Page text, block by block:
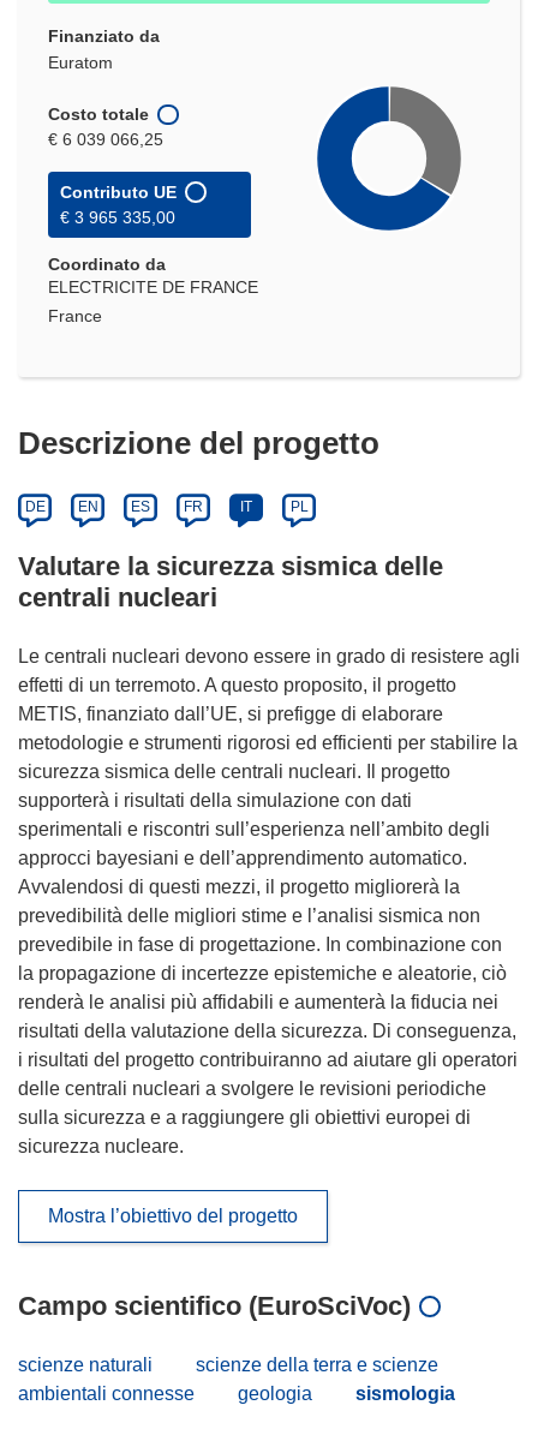
Finanziato da
Euratom
Costo totale
€ 6 039 066,25
Contributo UE
€ 3 965 335,00
Coordinato da
ELECTRICITE DE FRANCE
France
Descrizione del progetto
DE EN ES FR IT PL
Valutare la sicurezza sismica delle
centrali nucleari
Le centrali nucleari devono essere in grado di resistere agli
effetti di un terremoto. A questo proposito, il progetto
METIS, finanziato dall’UE, si prefigge di elaborare
metodologie e strumenti rigorosi ed efficienti per stabilire la
sicurezza sismica delle centrali nucleari. Il progetto
supporterà i risultati della simulazione con dati
sperimentali e riscontri sull’esperienza nell’ambito degli
approcci bayesiani e dell’apprendimento automatico.
Avvalendosi di questi mezzi, il progetto migliorerà la
prevedibilità delle migliori stime e l’analisi sismica non
prevedibile in fase di progettazione. In combinazione con
la propagazione di incertezze epistemiche e aleatorie, ciò
renderà le analisi più affidabili e aumenterà la fiducia nei
risultati della valutazione della sicurezza. Di conseguenza,
i risultati del progetto contribuiranno ad aiutare gli operatori
delle centrali nucleari a svolgere le revisioni periodiche
sulla sicurezza e a raggiungere gli obiettivi europei di
sicurezza nucleare.
Mostra l’obiettivo del progetto
Campo scientifico (EuroSciVoc)
scienze naturali
scienze della terra e scienze
ambientali connesse
geologia sismologia